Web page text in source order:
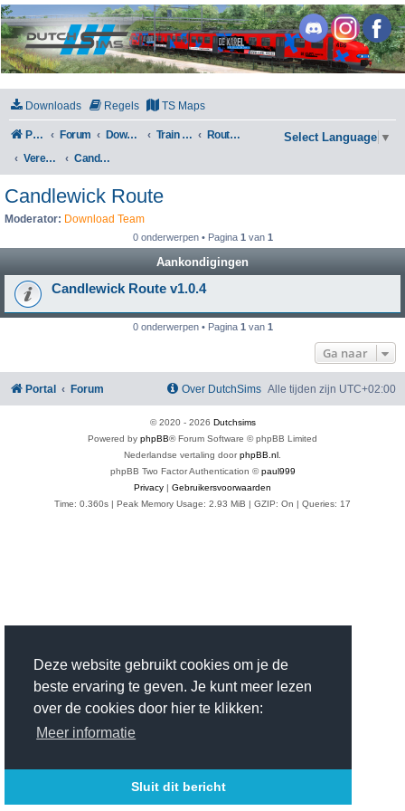
Deze website gebruikt cookies om je de
beste ervaring te geven. Je kunt meer lezen
over de cookies door hier te klikken:
Meer informatie
Sluit dit bericht
DutchSims
Downloads Regels TS Maps
Portal Forum Downloads Train Simulator Classic
Routes en Scenarios
Verenigd Koninkrijk
Candlewick Route
Select Language ▼
Candlewick Route
Moderator: Download Team
0 onderwerpen • Pagina 1 van 1
Aankondigingen
Candlewick Route v1.0.4
0 onderwerpen • Pagina 1 van 1
Ga naar
Portal Forum Alle tijden zijn UTC+02:00
Over DutchSims
© 2020 - 2026 Dutchsims
Powered by phpBB® Forum Software © phpBB Limited
Nederlandse vertaling doorphpBB.nl
phpBB Two Factor Authentication ©paul999
Privacy | Gebruikersvoorwaarden
Time: 0.360s | Peak Memory Usage: 2.93 MiB | GZIP: On | Queries: 17